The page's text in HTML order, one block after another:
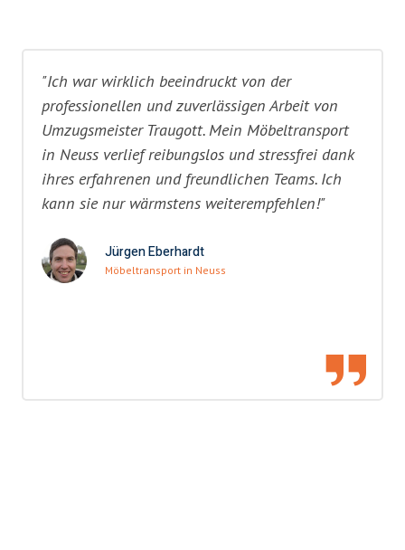
"Ich war wirklich beeindruckt von der
professionellen und zuverlässigen Arbeit von
Umzugsmeister Traugott. Mein Möbeltransport
in Neuss verlief reibungslos und stressfrei dank
ihres erfahrenen und freundlichen Teams. Ich
kann sie nur wärmstens weiterempfehlen!"
Jürgen Eberhardt
Möbeltransport in Neuss